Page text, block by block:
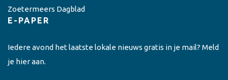
Zoetermeers Dagblad
E-PAPER
Iedere avond het laatste lokale nieuws gratis in je mail? Meld
je hier aan.